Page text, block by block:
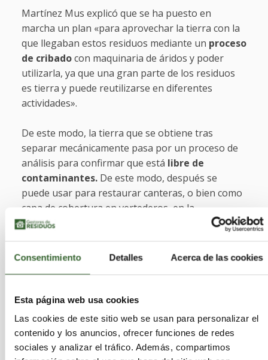
Consentimiento Detalles Acerca de las cookies
Esta página web usa cookies
Las cookies de este sitio web se usan para personalizar el
contenido y los anuncios, ofrecer funciones de redes
sociales y analizar el tráfico. Además, compartimos
Martínez Mus explicó que se ha puesto en
marcha un plan «para aprovechar la tierra con la
que llegaban estos residuos mediante un proceso
de cribadocon maquinaria de áridos y poder
utilizarla, ya que una gran parte de los residuos
es tierra y puede reutilizarse en diferentes
actividades».
De este modo, la tierra que se obtiene tras
separar mecánicamente pasa por un proceso de
análisis para confirmar que está libre de
contaminantes.De este modo, después se
puede usar para restaurar canteras, o bien como
capa de cobertura en vertederos, en la
construcción e incluso en la agricultura y reducir,
así, la fracción que se destina a vertederos.
y se obtiene una tierra válida», puntualizó el
conseller. Y, añadió que «este proceso se ha ido
diseñando hasta estar perfectamente
protocolizado y con ello conseguiremos el vaciado
de los puntos de transferencia, que es la última